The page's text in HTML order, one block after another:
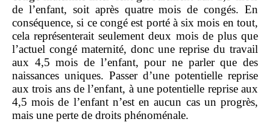
de l’enfant, soit après quatre mois de congés. En
conséquence, si ce congé est porté à six mois en tout,
cela représenterait seulement deux mois de plus que
l’actuel congé maternité, donc une reprise du travail
aux 4,5 mois de l’enfant, pour ne parler que des
naissances uniques. Passer d’une potentielle reprise
aux trois ans de l’enfant, à une potentielle reprise aux
4,5 mois de l’enfant n’est en aucun cas un progrès,
mais une perte de droits phénoménale.